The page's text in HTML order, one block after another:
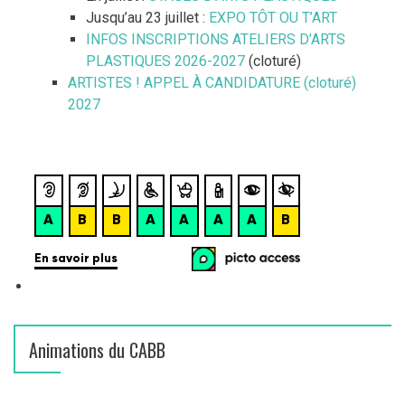
e
s
Jusqu’au 23 juillet : EXPO TÔT OU T’ART
INFOS INSCRIPTIONS ATELIERS D’ARTS
PLASTIQUES 2026-2027 (cloturé)
ARTISTES ! APPEL À CANDIDATURE (cloturé)
2027
Animations du CABB